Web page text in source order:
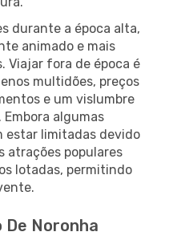
durante a época alta,
animado e mais
fora de época é
multidões, preços
e um vislumbre
algumas
estar limitadas devido
atrações populares
lotadas, permitindo
De Noronha